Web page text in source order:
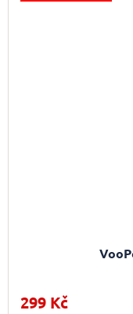
Průměrné hodnocení
299 Kč